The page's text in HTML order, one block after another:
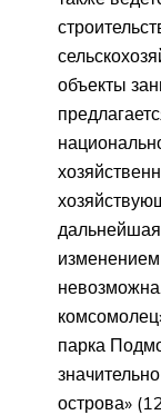
объекты
дальнейшая
изменением
парка
острова»